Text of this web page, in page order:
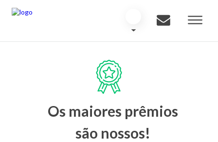
Os maiores prêmios
são nossos!